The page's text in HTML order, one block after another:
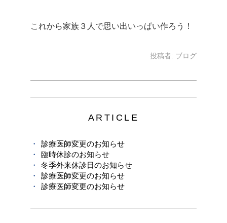
これから家族３人で思い出いっぱい作ろう！
投稿者: ブログ
ARTICLE
診療医師変更のお知らせ
臨時休診のお知らせ
冬季外来休診日のお知らせ
診療医師変更のお知らせ
診療医師変更のお知らせ